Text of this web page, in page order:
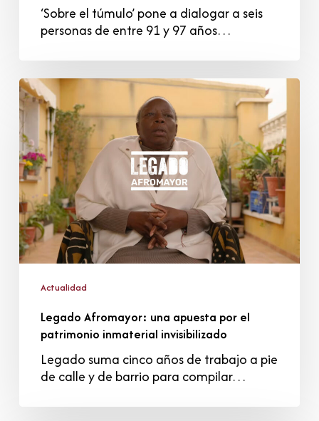
sobrevivir”
‘Sobre el túmulo’ pone a dialogar a seis
personas de entre 91 y 97 años…
Legado
Afromayor:
una
apuesta
por
el
patrimonio
inmaterial
invisibilizado
Actualidad
Legado Afromayor: una apuesta por el
patrimonio inmaterial invisibilizado
Legado suma cinco años de trabajo a pie
de calle y de barrio para compilar…